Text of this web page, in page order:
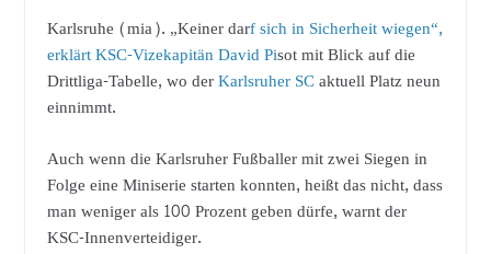
Karlsruhe (mia). „Keiner darf sich in Sicherheit wiegen“,
erklärt KSC-Vizekapitän David Pisot mit Blick auf die
Drittliga-Tabelle, wo derKarlsruher SCaktuell Platz neun
einnimmt.
Auch wenn die Karlsruher Fußballer mit zwei Siegen in
Folge eine Miniserie starten konnten, heißt das nicht, dass
man weniger als 100 Prozent geben dürfe, warnt der
KSC-Innenverteidiger.